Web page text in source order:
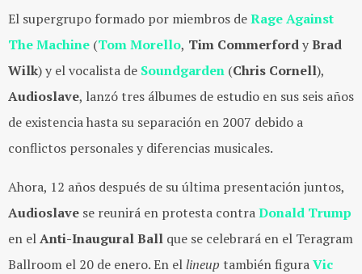
El supergrupo formado por miembros deRage Against
The Machine (Tom Morello, Tim CommerfordyBrad
Wilk) y el vocalista de Soundgarden (Chris Cornell),
Audioslave, lanzó tres álbumes de estudio en sus seis años
de existencia hasta su separación en 2007 debido a
conflictos personales y diferencias musicales.
Ahora, 12 años después de su última presentación juntos,
Audioslave se reunirá en protesta contraDonald Trump
en elAnti-Inaugural Ball que se celebrará en el Teragram
Ballroom el 20 de enero. En ellineup también figuraVic